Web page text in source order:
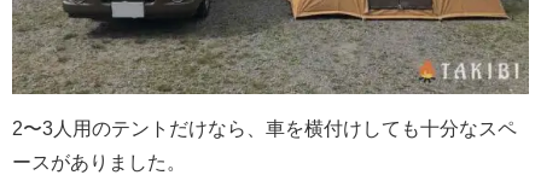
2〜3人用のテントだけなら、車を横付けしても十分なスペ
ースがありました。